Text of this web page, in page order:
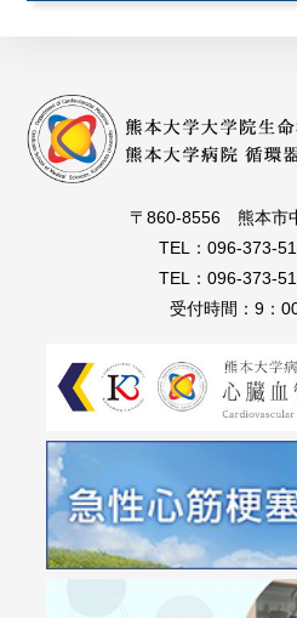
〒860-8556 熊本市
TEL：096-373-
TEL：096-373-
受付時間：9：